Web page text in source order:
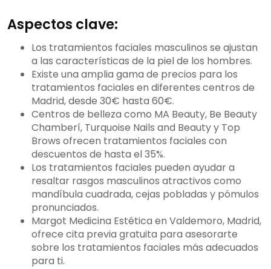
Aspectos clave:
Los tratamientos faciales masculinos se ajustan
a las características de la piel de los hombres.
Existe una amplia gama de precios para los
tratamientos faciales en diferentes centros de
Madrid, desde 30€ hasta 60€.
Centros de belleza como MA Beauty, Be Beauty
Chamberí, Turquoise Nails and Beauty y Top
Brows ofrecen tratamientos faciales con
descuentos de hasta el 35%.
Los tratamientos faciales pueden ayudar a
resaltar rasgos masculinos atractivos como
mandíbula cuadrada, cejas pobladas y pómulos
pronunciados.
Margot Medicina Estética en Valdemoro, Madrid,
ofrece cita previa gratuita para asesorarte
sobre los tratamientos faciales más adecuados
para ti.